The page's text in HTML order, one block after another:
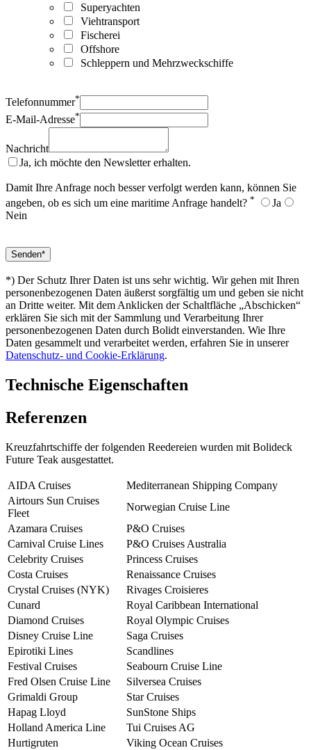
Superyachten
Viehtransport
Fischerei
Offshore
Schleppern und Mehrzweckschiffe
Telefonnummer*
E-Mail-Adresse*
Nachricht
Ja, ich möchte den Newsletter erhalten.
Damit Ihre Anfrage noch besser verfolgt werden kann, können Sie
angeben, ob es sich um eine maritime Anfrage handelt? *
Ja
Nein
*) Der Schutz Ihrer Daten ist uns sehr wichtig. Wir gehen mit Ihren
personenbezogenen Daten äußerst sorgfältig um und geben sie nicht
an Dritte weiter. Mit dem Anklicken der Schaltfläche „Abschicken“
erklären Sie sich mit der Sammlung und Verarbeitung Ihrer
personenbezogenen Daten durch Bolidt einverstanden. Wie Ihre
Daten gesammelt und verarbeitet werden, erfahren Sie in unserer
Datenschutz- und Cookie-Erklärung.
Technische Eigenschaften
Referenzen
Kreuzfahrtschiffe der folgenden Reedereien wurden mit Bolideck
Future Teak ausgestattet.
AIDA Cruises
Mediterranean Shipping Company
Airtours Sun Cruises
Fleet
Norwegian Cruise Line
Azamara Cruises
P&O Cruises
Carnival Cruise Lines
P&O Cruises Australia
Celebrity Cruises
Princess Cruises
Costa Cruises
Renaissance Cruises
Crystal Cruises (NYK)
Rivages Croisieres
Cunard
Royal Caribbean International
Diamond Cruises
Royal Olympic Cruises
Disney Cruise Line
Saga Cruises
Epirotiki Lines
Scandlines
Festival Cruises
Seabourn Cruise Line
Fred Olsen Cruise Line
Silversea Cruises
Grimaldi Group
Star Cruises
Hapag Lloyd
SunStone Ships
Holland America Line
Tui Cruises AG
Hurtigruten
Viking Ocean Cruises